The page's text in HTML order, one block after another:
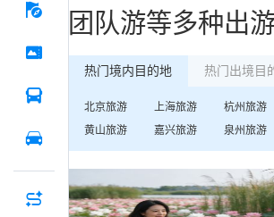
团队游等多种出
热门境内目的地 热门出境目
北京旅游 上海旅游 杭州旅游
黄山旅游 嘉兴旅游 泉州旅游